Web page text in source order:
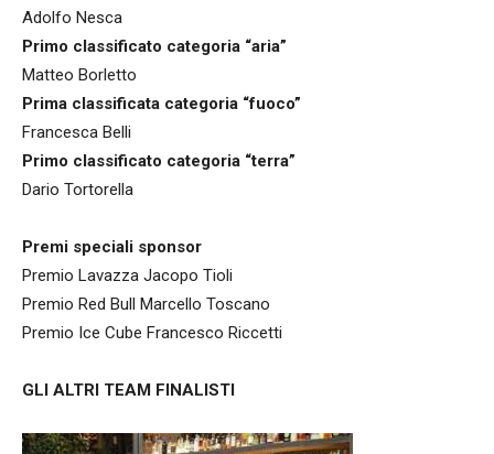
Adolfo Nesca
Primo classificato categoria “aria”
Matteo Borletto
Prima classificata categoria “fuoco”
Francesca Belli
Primo classificato categoria “terra”
Dario Tortorella
Premi speciali sponsor
Premio Lavazza Jacopo Tioli
Premio Red Bull Marcello Toscano
Premio Ice Cube Francesco Riccetti
GLI ALTRI TEAM FINALISTI